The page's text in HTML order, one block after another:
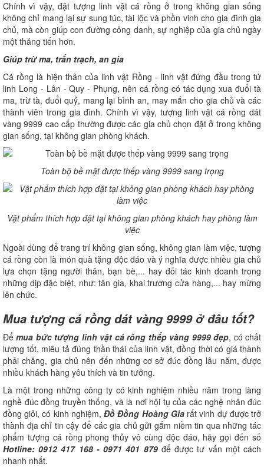
Chính vì vậy, đặt tượng linh vật cá rồng ở trong không gian sống
không chỉ mang lại sự sung túc, tài lộc và phồn vinh cho gia đình gia
chủ, mà còn giúp con đường công danh, sự nghiệp của gia chủ ngày
một thăng tiến hơn.
Giúp trừ ma, trấn trạch, an gia
Cá rồng là hiện thân của linh vật Rồng - linh vật đứng đầu trong tứ
linh Long - Lân - Quy - Phụng, nên cá rồng có tác dụng xua đuổi tà
ma, trừ tà, đuổi quỷ, mang lại bình an, may mắn cho gia chủ và các
thành viên trong gia đình. Chính vì vậy, tượng linh vật cá rồng dát
vàng 9999 cao cấp thường được các gia chủ chọn đặt ở trong không
gian sống, tại không gian phòng khách.
Toàn bộ bề mặt được thếp vàng 9999 sang trọng
Vật phẩm thích hợp đặt tại không gian phòng khách hay phòng làm
việc
Ngoài dùng để trang trí không gian sống, không gian làm việc, tượng
cá rồng còn là món quà tặng độc đáo và ý nghĩa được nhiều gia chủ
lựa chọn tặng người thân, bạn bè,... hay đối tác kinh doanh trong
những dịp đặc biệt, như: tân gia, khai trương cửa hàng,... hay mừng
lên chức.
Mua tượng cá rồng dát vàng 9999 ở đâu tốt?
Đểmua bức tượng linh vật cá rồng thếp vàng 9999 đẹp, có chất
lượng tốt, miêu tả đúng thần thái của linh vật, đồng thời có giá thành
phải chăng, gia chủ nên đến những cơ sở đúc đồng lâu năm, được
nhiều khách hàng yêu thích và tin tưởng.
Là một trong những công ty có kinh nghiệm nhiều năm trong làng
nghề đúc đồng truyền thống, và là nơi hội tụ của các nghệ nhân đúc
đồng giỏi, có kinh nghiệm,Đồ Đồng Hoàng Giarất vinh dự được trở
thành địa chỉ tin cậy để các gia chủ gửi gắm niềm tin qua những tác
phẩm tượng cá rồng phong thủy vô cùng độc đáo, hãy gọi đến số
Hotline: 0912 417 168 - 0971 401 879để được tư vấn một cách
nhanh nhất.